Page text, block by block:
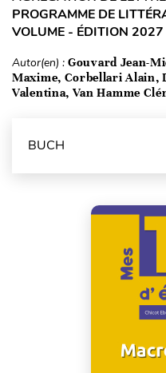
PROGRAMME DE
VOLUME - ÉDITION 2027
Autor(en) : Gouvard Jean-
Maxime, Corbellari Alain,
Valentina, Van Hamme
BUCH